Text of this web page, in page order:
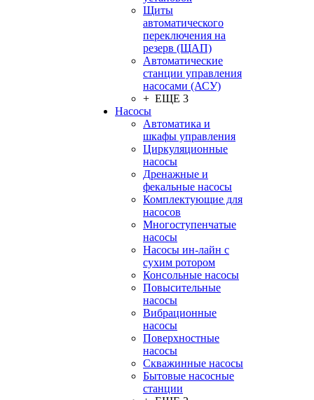
Щиты
автоматического
переключения на
резерв (ЩАП)
Автоматические
станции управления
насосами (АСУ)
+ ЕЩЕ 3
Насосы
Автоматика и
шкафы управления
Циркуляционные
насосы
Дренажные и
фекальные насосы
Комплектующие для
насосов
Многоступенчатые
насосы
Насосы ин-лайн с
сухим ротором
Консольные насосы
Повысительные
насосы
Вибрационные
насосы
Поверхностные
насосы
Скважинные насосы
Бытовые насосные
станции